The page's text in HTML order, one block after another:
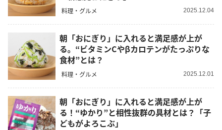
料理・グルメ 2025.12.04
朝「おにぎり」に入れると満足感が上が
る。“ビタミンCやβカロテンがたっぷりな
食材”とは？
料理・グルメ 2025.12.01
朝「おにぎり」に入れると満足感が上が
る！“ゆかり”と相性抜群の具材とは？「子
どもがよろこぶ」